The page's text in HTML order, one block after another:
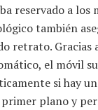
reservado a los
también
retrato. Gracias
el móvil
si hay
plano y